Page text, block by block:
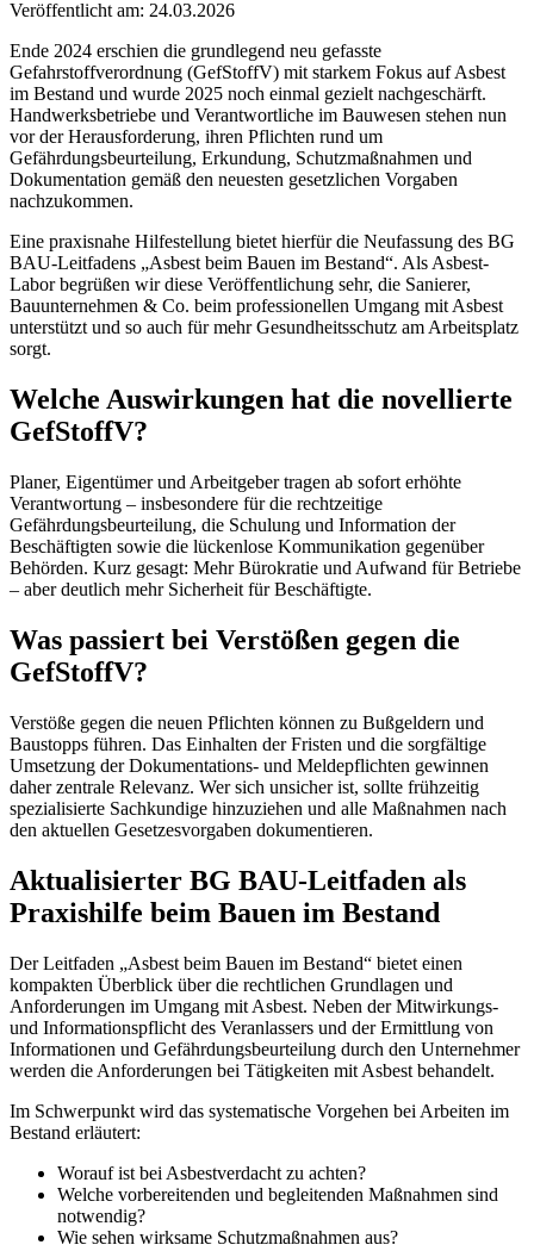
Veröffentlicht am: 24.03.2026
Ende 2024 erschien die grundlegend neu gefasste
Gefahrstoffverordnung (GefStoffV) mit starkem Fokus auf Asbest
im Bestand und wurde 2025 noch einmal gezielt nachgeschärft.
Handwerksbetriebe und Verantwortliche im Bauwesen stehen nun
vor der Herausforderung, ihren Pflichten rund um
Gefährdungsbeurteilung, Erkundung, Schutzmaßnahmen und
Dokumentation gemäß den neuesten gesetzlichen Vorgaben
nachzukommen.
Eine praxisnahe Hilfestellung bietet hierfür die Neufassung des BG
BAU-Leitfadens „Asbest beim Bauen im Bestand“. Als Asbest-
Labor begrüßen wir diese Veröffentlichung sehr, die Sanierer,
Bauunternehmen & Co. beim professionellen Umgang mit Asbest
unterstützt und so auch für mehr Gesundheitsschutz am Arbeitsplatz
sorgt.
Welche Auswirkungen hat die novellierte
GefStoffV?
Planer, Eigentümer und Arbeitgeber tragen ab sofort erhöhte
Verantwortung – insbesondere für die rechtzeitige
Gefährdungsbeurteilung, die Schulung und Information der
Beschäftigten sowie die lückenlose Kommunikation gegenüber
Behörden. Kurz gesagt: Mehr Bürokratie und Aufwand für Betriebe
– aber deutlich mehr Sicherheit für Beschäftigte.
Was passiert bei Verstößen gegen die
GefStoffV?
Verstöße gegen die neuen Pflichten können zu Bußgeldern und
Baustopps führen. Das Einhalten der Fristen und die sorgfältige
Umsetzung der Dokumentations- und Meldepflichten gewinnen
daher zentrale Relevanz. Wer sich unsicher ist, sollte frühzeitig
spezialisierte Sachkundige hinzuziehen und alle Maßnahmen nach
den aktuellen Gesetzesvorgaben dokumentieren.
Aktualisierter BG BAU-Leitfaden als
Praxishilfe beim Bauen im Bestand
Der Leitfaden „Asbest beim Bauen im Bestand“ bietet einen
kompakten Überblick über die rechtlichen Grundlagen und
Anforderungen im Umgang mit Asbest. Neben der Mitwirkungs-
und Informationspflicht des Veranlassers und der Ermittlung von
Informationen und Gefährdungsbeurteilung durch den Unternehmer
werden die Anforderungen bei Tätigkeiten mit Asbest behandelt.
Im Schwerpunkt wird das systematische Vorgehen bei Arbeiten im
Bestand erläutert:
Worauf ist bei Asbestverdacht zu achten?
Welche vorbereitenden und begleitenden Maßnahmen sind
notwendig?
Wie sehen wirksame Schutzmaßnahmen aus?